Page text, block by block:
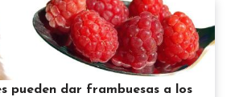
pueden dar frambuesas a los